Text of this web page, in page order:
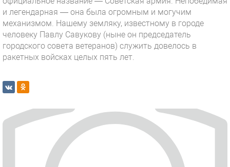
и легендарная — она была огромным и могучим
механизмом. Нашему земляку, известному в городе
человеку Павлу Савукову (ныне он председатель
городского совета ветеранов) служить довелось в
ракетных войсках целых пять лет.